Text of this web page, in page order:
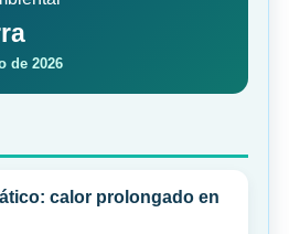
de 2026
calor prolongado en